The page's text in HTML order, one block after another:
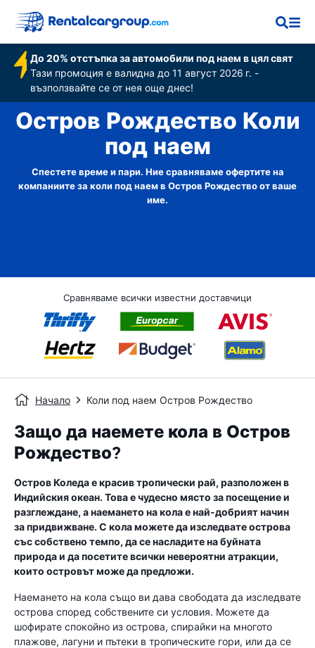
До 20% отстъпка за автомобили под наем в цял свят
Тази промоция е валидна до 11 август 2026 г. -
възползвайте се от нея още днес!
Остров Рождество Коли
под наем
Спестете време и пари. Ние сравняваме офертите на
компаниите за коли под наем в Остров Рождество от ваше
име.
Сравняваме всички известни доставчици
Начало Коли под наем Остров Рождество
Защо да наемете кола в Остров
Рождество?
Остров Коледа е красив тропически рай, разположен в
Индийския океан. Това е чудесно място за посещение и
разглеждане, а наемането на кола е най-добрият начин
за придвижване. С кола можете да изследвате острова
със собствено темпо, да се насладите на буйната
природа и да посетите всички невероятни атракции,
които островът може да предложи.
Наемането на кола също ви дава свободата да изследвате
острова според собствените си условия. Можете да
шофирате спокойно из острова, спирайки на многото
плажове, лагуни и пътеки в тропическите гори, или да се